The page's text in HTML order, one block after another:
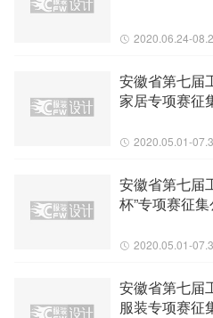
2020.06.24-
安徽省第七届
家居专项赛征
2020.05.01-
安徽省第七届
杯”专项赛征
2020.05.01-
安徽省第七届
服装专项赛征